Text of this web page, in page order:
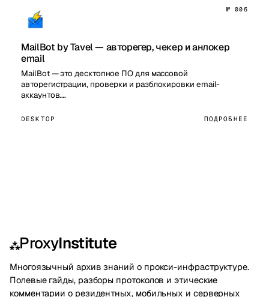
№ 006
MailBot by Tavel — авторегер, чекер и анлокер
email
MailBot — это десктопное ПО для массовой
авторегистрации, проверки и разблокировки email-
аккаунтов.…
DESKTOP ПОДРОБНЕЕ
⁂ProxyInstitute
Многоязычный архив знаний о прокси-инфраструктуре.
Полевые гайды, разборы протоколов и этические
комментарии о резидентных, мобильных и серверных